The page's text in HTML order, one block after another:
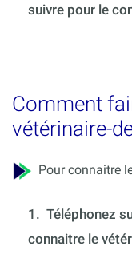
suivre pour le
Comment
vétérinaire-
Pour connaitre
1. Téléphonez
connaitre le